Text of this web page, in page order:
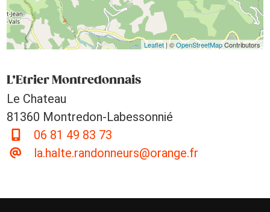
Leaflet| ©OpenStreetMapContributors
L’Etrier Montredonnais
Le Chateau
81360 Montredon-Labessonnié
06 81 49 83 73
la.halte.randonneurs@orange.fr